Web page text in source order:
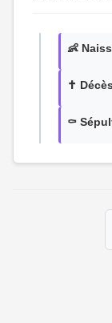
👶
✝️ Décès
⚰️